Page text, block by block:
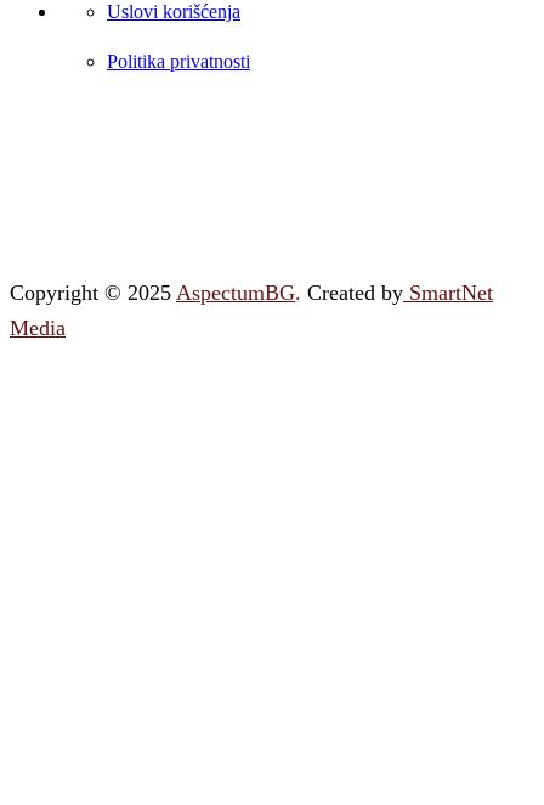
Uslovi korišćenja
Politika privatnosti
Copyright © 2025 AspectumBG. Created by SmartNet
Media